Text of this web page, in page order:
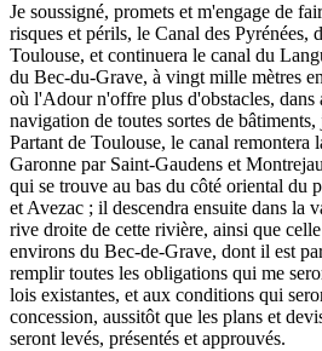
Je soussigné, promets et m'engage de
risques et périls, le Canal des Pyrénées,
Toulouse, et continuera le canal du
du Bec-du-Grave, à vingt mille mètres
où l'Adour n'offre plus d'obstacles, dans
navigation de toutes sortes de
Partant de Toulouse, le canal remontera
Garonne par Saint-Gaudens et
qui se trouve au bas du côté oriental du
et Avezac ; il descendra ensuite dans la
rive droite de cette rivière, ainsi que
environs du Bec-de-Grave, dont il est
remplir toutes les obligations qui me
lois existantes, et aux conditions qui
concession, aussitôt que les plans et
seront levés, présentés et approuvés.